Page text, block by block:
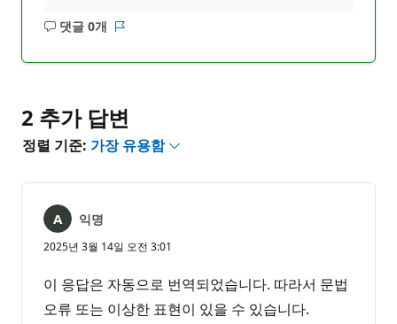
댓글 0개
설
2 추가 답변
정렬 기준: 가장 유용함
익명
2025년 3월 14일 오전 3:01
이 응답은 자동으로 번역되었습니다. 따라서 문법
오류 또는 이상한 표현이 있을 수 있습니다.